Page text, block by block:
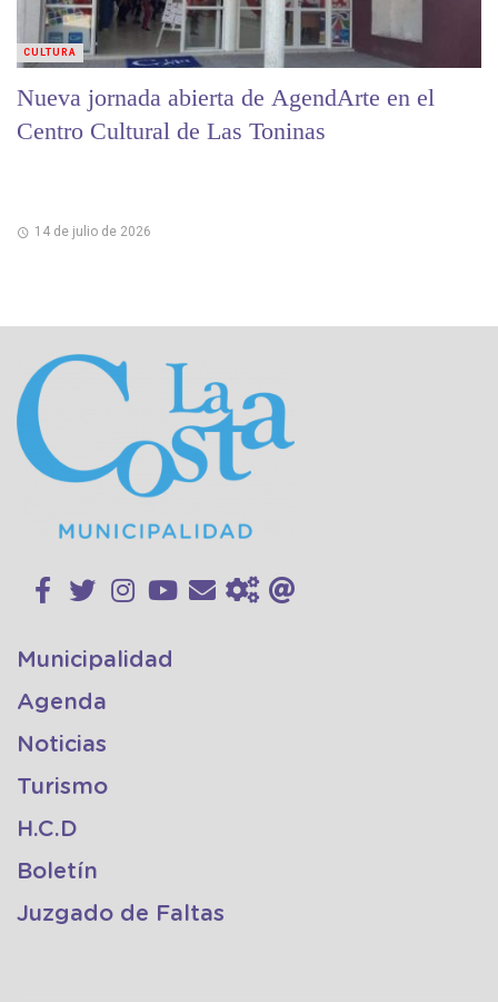
Nueva jornada abierta de AgendArte en el
Centro Cultural de Las Toninas
14 de julio de 2026
CULTURA
Municipalidad
Agenda
Noticias
Turismo
H.C.D
Boletín
Juzgado de Faltas